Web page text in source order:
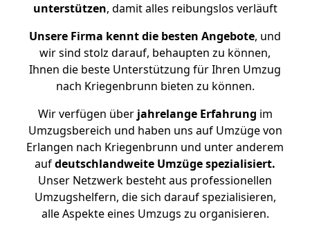
unterstützen, damit alles reibungslos verläuft
Unsere Firma kennt die besten Angebote, und
wir sind stolz darauf, behaupten zu können,
Ihnen die beste Unterstützung für Ihren Umzug
nach Kriegenbrunn bieten zu können.
Wir verfügen überjahrelange Erfahrung im
Umzugsbereich und haben uns auf Umzüge von
Erlangen nach Kriegenbrunn und unter anderem
aufdeutschlandweite Umzüge spezialisiert.
Unser Netzwerk besteht aus professionellen
Umzugshelfern, die sich darauf spezialisieren,
alle Aspekte eines Umzugs zu organisieren.